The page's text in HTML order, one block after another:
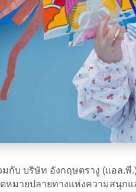
กับ บริษัท อังกฤษตรางู (แอล.พี
ดหมายปลายทางแห่งความสนุ